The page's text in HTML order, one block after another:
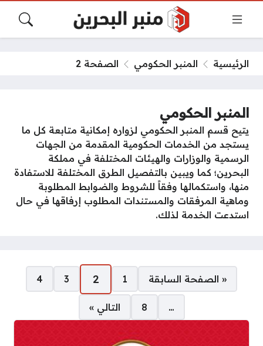
الرئيسية المنبر الحكومي الصفحة 2
المنبر الحكومي
يتيح قسم المنبر الحكومي لزواره إمكانية متابعة كل ما
يستجد من الخدمات الحكومية المقدمة من الجهات
الرسمية والوزارات والهيئات المختلفة في مملكة
البحرين؛ كما ويبين بالتفصيل الطرق المختلفة للاستفادة
منها، واستكمالها وفقاً للشروط والضوابط المطلوبة
وماهية المرفقات والمستندات المطلوب إرفاقها في حال
استدعت الخدمة لذلك.
صفحات:
« الصفحة السابقة 1
2
3
4
…
8 التالي »